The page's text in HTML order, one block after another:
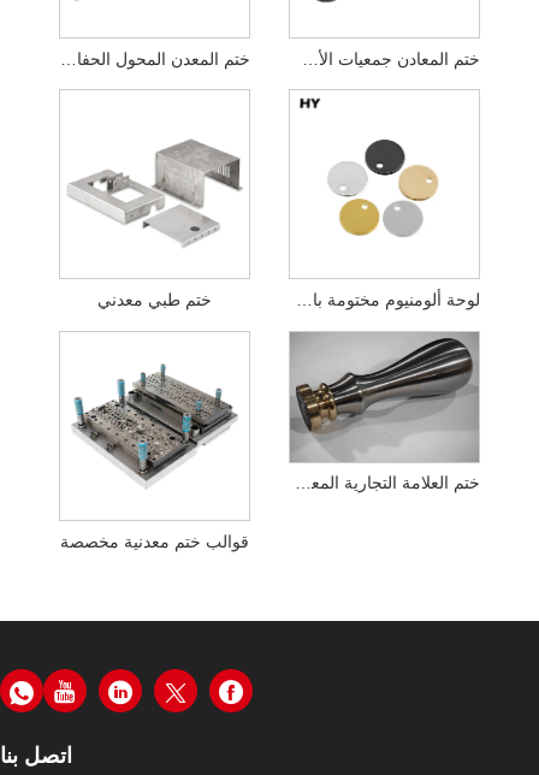
ختم المعادن جمعيات الأسلاك الإلكترونية
ختم طبي معدني
قوالب ختم معدنية مخصصة
ختم العلامة التجارية المعدنية
اتصل بنا